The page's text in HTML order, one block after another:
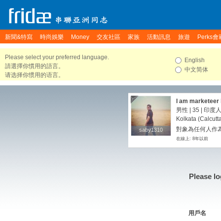
新聞&特寫 時尚娛樂 Money 交友社區 家族 活動訊息 旅遊 Perks會
Please select your preferred language.
請選擇你慣用的語言。
请选择你惯用的语言。
English
中文简体
saby1310
saby1310
I am
男性 | 35 | 印度
Kolkata
對象為任何人作
在線上: 8年以前
Please
用戶名